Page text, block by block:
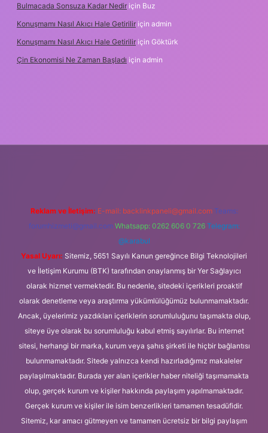
Bulmacada Sonsuza Kadar Nedir için Buz
Konuşmamı Nasıl Akıcı Hale Getirilir için admin
Konuşmamı Nasıl Akıcı Hale Getirilir için Göktürk
Çin Ekonomisi Ne Zaman Başladı için admin
Reklam ve İletişim: E-mail: backlinkpaneli@gmail.com Teams:
forumhizmeti@gmail.com Whatsapp: 0262 606 0 726 Telegram:
@karabul
Yasal Uyarı: Sitemiz, 5651 Sayılı Kanun gereğince Bilgi Teknolojileri
ve İletişim Kurumu (BTK) tarafından onaylanmış bir Yer Sağlayıcı
olarak hizmet vermektedir. Bu nedenle, sitedeki içerikleri proaktif
olarak denetleme veya araştırma yükümlülüğümüz bulunmamaktadır.
Ancak, üyelerimiz yazdıkları içeriklerin sorumluluğunu taşımakta olup,
siteye üye olarak bu sorumluluğu kabul etmiş sayılırlar. Bu internet
sitesi, herhangi bir marka, kurum veya şahıs şirketi ile hiçbir bağlantısı
bulunmamaktadır. Sitede yalnızca kendi hazırladığımız makaleler
paylaşılmaktadır. Burada yer alan içerikler haber niteliği taşımamakta
olup, gerçek kurum ve kişiler hakkında paylaşım yapılmamaktadır.
Gerçek kurum ve kişiler ile isim benzerlikleri tamamen tesadüfidir.
Sitemiz, kar amacı gütmeyen ve tamamen ücretsiz bir bilgi paylaşım